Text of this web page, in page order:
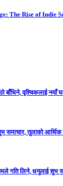
The Rise of Indie
बाँधिने, वृश्चिकलाई नयाँ
तुलाकाे आर्थिक
गति लिने, धनुलाई शुभ